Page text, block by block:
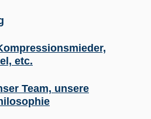
etc.
Team, unsere